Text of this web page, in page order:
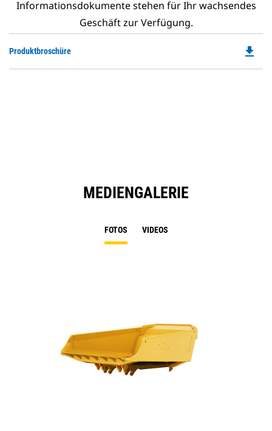
Informationsdokumente stehen für Ihr wachsendes
Geschäft zur Verfügung.
Produktbroschüre file_download
MEDIENGALERIE
FOTOS VIDEOS